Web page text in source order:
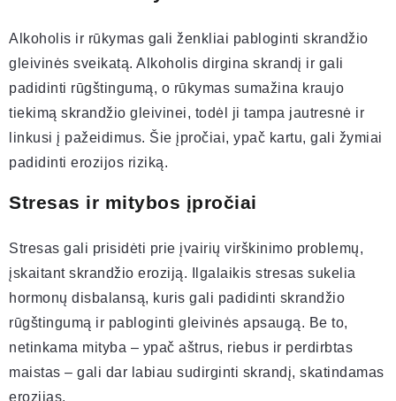
Alkoholis ir rūkymas gali ženkliai pabloginti skrandžio
gleivinės sveikatą. Alkoholis dirgina skrandį ir gali
padidinti rūgštingumą, o rūkymas sumažina kraujo
tiekimą skrandžio gleivinei, todėl ji tampa jautresnė ir
linkusi į pažeidimus. Šie įpročiai, ypač kartu, gali žymiai
padidinti erozijos riziką.
Stresas ir mitybos įpročiai
Stresas gali prisidėti prie įvairių virškinimo problemų,
įskaitant skrandžio eroziją. Ilgalaikis stresas sukelia
hormonų disbalansą, kuris gali padidinti skrandžio
rūgštingumą ir pabloginti gleivinės apsaugą. Be to,
netinkama mityba – ypač aštrus, riebus ir perdirbtas
maistas – gali dar labiau sudirginti skrandį, skatindamas
erozijas.